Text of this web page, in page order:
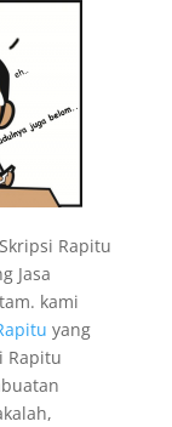
Rapitu
Jasa
kami
yang
Rapitu